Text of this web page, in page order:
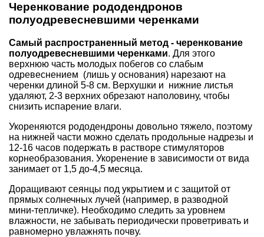
Черенкование рододендронов
полуодревесневшими черенками
Самый распространенный метод - черенкование
полуодревесневшими черенками. Для этого
верхнюю часть молодых побегов со слабым
одревеснением (лишь у основания) нарезают на
черенки длиной 5-8 см. Верхушки и нижние листья
удаляют, 2-3 верхних обрезают наполовину, чтобы
снизить испарение влаги.
Укореняются рододендроны довольно тяжело, поэтому
на нижней части можно сделать продольные надрезы и
12-16 часов подержать в растворе стимуляторов
корнеобразования. Укоренение в зависимости от вида
занимает от 1,5 до-4,5 месяца.
Доращивают сеянцы под укрытием и с защитой от
прямых солнечных лучей (например, в разводной
мини-тепличке). Необходимо следить за уровнем
влажности, не забывать периодически проветривать и
равномерно увлажнять почву.